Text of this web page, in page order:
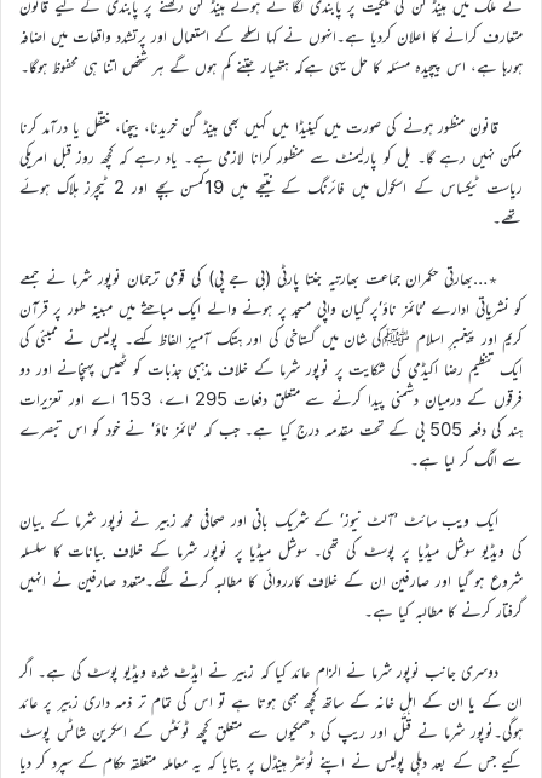
نے ملک میں ہینڈ گن کی ملکیت پر پابندی لگا تے ہوئے ہینڈ گن رکھنے پر پابندی کے لیے قانون
متعارف کرانے کا اعلان کردیا ہے۔انہوں نے کہا اسلحے کے استعمال اور پرتشدد واقعات میں اضافہ
ہورہا ہے، اس پیچیدہ مسئلہ کا حل یہی ہےکہ ہتھیار جتنے کم ہوں گے ہر شخص اتنا ہی محفوظ ہوگا۔
قانون منظور ہونے کی صورت میں کینیڈا میں کہیں بھی ہینڈ گن خریدنا، بیچنا، منتقل یا درآمد کرنا
ممکن نہیں رہے گا۔ بل کو پارلیمنٹ سے منظور کرانا لازمی ہے۔ یاد رہے کہ کچھ روز قبل امریکی
ریاست ٹیکساس کے اسکول میں فائرنگ کے نتیجے میں 19کمسن بچے اور 2 ٹیچرز ہلاک ہوئے
تھے۔
٭…بھارتی حکمران جماعت بھارتیہ جنتا پارٹی (بی جے پی) کی قومی ترجمان نوپور شرما نے جمعے
کو نشریاتی ادارے ’ٹائمز ناؤ‘پر گیان واپی مسجد پر ہونے والے ایک مباحثے میں مبینہ طور پر قرآن
کریم اور پیغمبرِ اسلام ﷺکی شان میں گستاخی کی اور ہتک آمیز الفاظ کہے۔ پولیس نے ممبئی کی
ایک تنظیم رضا اکیڈمی کی شکایت پر نوپور شرما کے خلاف مذہبی جذبات کو ٹھیس پہنچانے اور دو
فرقوں کے درمیان دشمنی پیدا کرنے سے متعلق دفعات 295 اے، 153 اے اور تعزیرات
ہند کی دفعہ 505 بی کے تحت مقدمہ درج کیا ہے۔ جب کہ ’ٹائمز ناؤ‘ نے خود کو اس تبصرے
سے الگ کر لیا ہے۔
ایک ویب سائٹ ’آلٹ نیوز‘ کے شریک بانی اور صحافی محمد زبیر نے نوپور شرما کے بیان
کی ویڈیو سوشل میڈیا پر پوسٹ کی تھی۔ سوشل میڈیا پر نوپور شرما کے خلاف بیانات کا سلسلہ
شروع ہو گیا اور صارفین ان کے خلاف کارروائی کا مطالبہ کرنے لگے۔متعدد صارفین نے انہیں
گرفتار کرنے کا مطالبہ کیا ہے۔
دوسری جانب نوپور شرما نے الزام عائد کیا کہ زبیر نے ایڈٹ شدہ ویڈیو پوسٹ کی ہے۔ اگر
ان کے یا ان کے اہلِ خانہ کے ساتھ کچھ بھی ہوتا ہے تو اس کی تمام تر ذمہ داری زبیر پر عائد
ہوگی۔نوپور شرما نے قتل اور ریپ کی دھمکیوں سے متعلق کچھ ٹوئٹس کے اسکرین شاٹس پوسٹ
کیے جس کے بعد دہلی پولیس نے اپنے ٹوئٹر ہینڈل پر بتایا کہ یہ معاملہ متعلقہ حکام کے سپرد کر دیا